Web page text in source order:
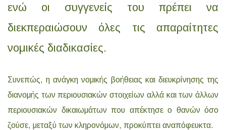
ενώ οι συγγενείς του πρέπει να
διεκπεραιώσουν όλες τις απαραίτητες
νομικές διαδικασίες.
Συνεπώς, η ανάγκη νομικής βοήθειας και διευκρίνησης της
διανομής των περιουσιακών στοιχείων αλλά και των άλλων
περιουσιακών δικαιωμάτων που απέκτησε ο θανών όσο
ζούσε, μεταξύ των κληρονόμων, προκύπτει αναπόφευκτα.